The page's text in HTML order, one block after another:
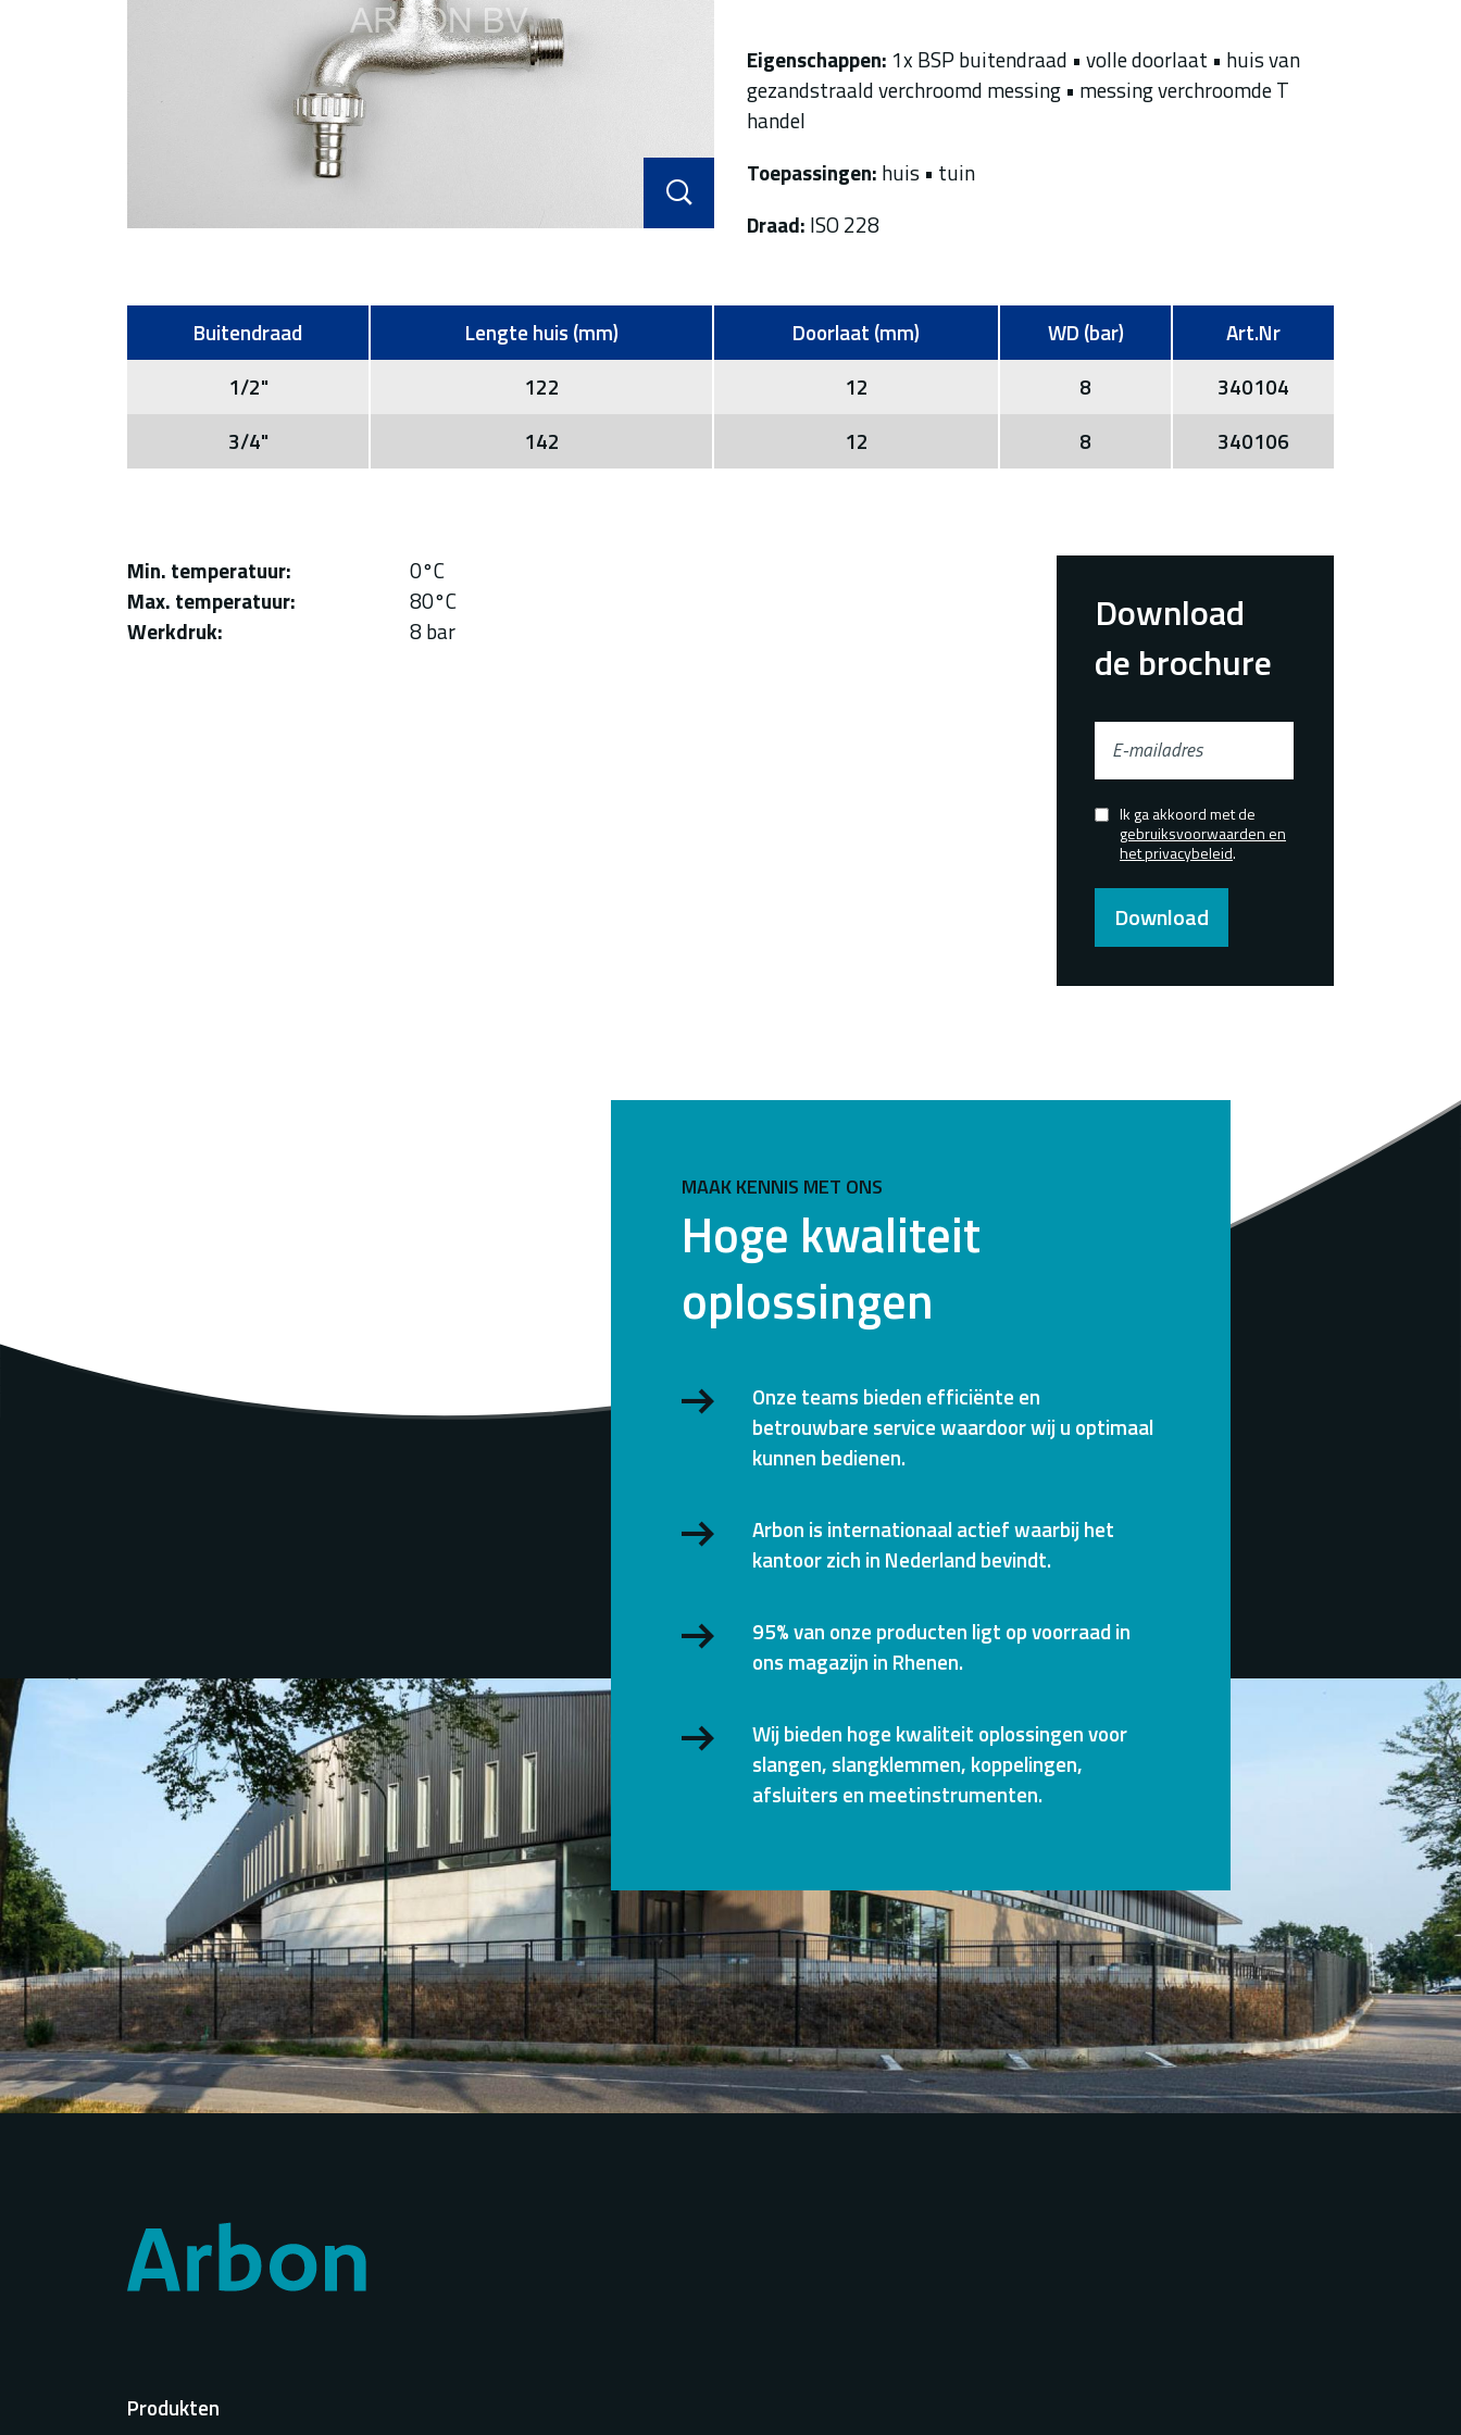
Eigenschappen: 1x BSP buitendraad • volle doorlaat • huis van
gezandstraald verchroomd messing • messing verchroomde T
handel
Toepassingen: huis • tuin
Draad: ISO 228
Buitendraad Lengte huis (mm) Doorlaat (mm) WD (bar)
Art.Nr
1/2"
122 12 8
340104
3/4"
142 12 8 340106
Min. temperatuur
0°C
Max. temperatuur
80°C
Werkdruk
8 bar
Download
de brochure
mailadres
Confirmed
Ik ga akkoord met de
gebruiksvoorwaarden en
het privacybeleid.
Download
MAAK KENNIS MET ONS
Hoge kwaliteit
oplossingen
Onze teams bieden efficiënte en
betrouwbare service waardoor wij u optimaal
kunnen bedienen.
Arbon is internationaal actief waarbij het
kantoor zich in Nederland bevindt.
95% van onze producten ligt op voorraad in
ons magazijn in Rhenen.
Wij bieden hoge kwaliteit oplossingen voor
slangen, slangklemmen, koppelingen,
afsluiters en meetinstrumenten.
Produkten